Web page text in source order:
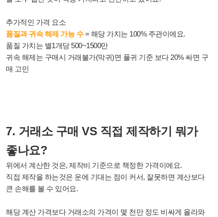
추가적인 가격 요소
품질과 귀속 해제 가능 수= 해당 가치는 100% 주관이에요.
품질 가치는 별1개당 500~1500만
귀속 해제는 구매시 거래불가(막귀)면 풀귀 기준 보다 20% 싸면 구
매 고민
7. 거래소 구매 VS 직접 제작하기 뭐가
좋나요?
위에서 계산한 것은, 제작비 기준으로 책정한 가격이에요.
직접 제작을 하는것은 운에 기대는 점이 커서, 잘못하면 계산보다
큰 손해를 볼 수 있어요.
해당 계산 가격보다 거래소의 가격이 몇 천만 정도 비싸게 올라와